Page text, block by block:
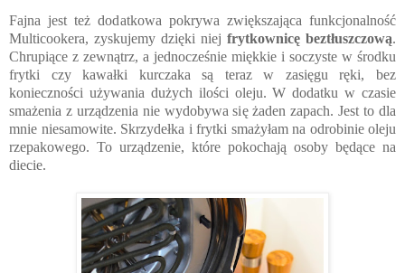
Fajna jest też dodatkowa pokrywa zwiększająca funkcjonalność
Multicookera, zyskujemy dzięki niej frytkownicę beztłuszczową.
Chrupiące z zewnątrz, a jednocześnie miękkie i soczyste w środku
frytki czy kawałki kurczaka są teraz w zasięgu ręki, bez
konieczności używania dużych ilości oleju. W dodatku w czasie
smażenia z urządzenia nie wydobywa się żaden zapach. Jest to dla
mnie niesamowite. Skrzydełka i frytki smażyłam na odrobinie oleju
rzepakowego. To urządzenie, które pokochają osoby będące na
diecie.